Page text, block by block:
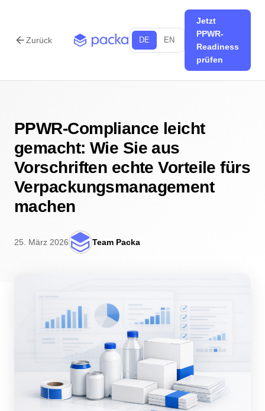
arrow_backZurück DE EN
Jetzt
PPWR-
Readiness
prüfen
PPWR-Compliance leicht
gemacht: Wie Sie aus
Vorschriften echte Vorteile fürs
Verpackungsmanagement
machen
25. März 2026 Team Packa